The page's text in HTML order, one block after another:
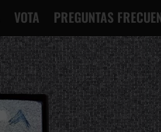
VOTA PREGUNTAS